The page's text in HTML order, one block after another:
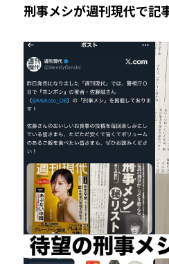
刑事メシが週刊現代で記